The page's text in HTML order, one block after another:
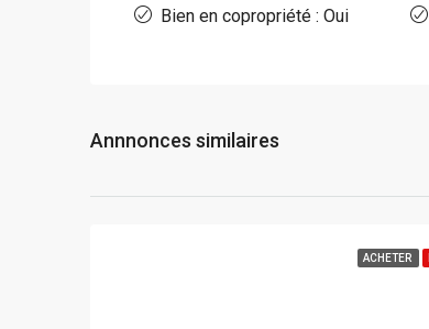
Bien en copropriété : Oui
Annnonces similaires
ACHETER